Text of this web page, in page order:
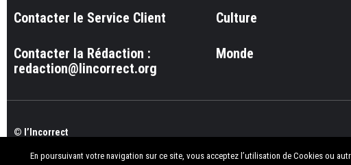
Contacter le Service Client
Contacter la Rédaction :
redaction@lincorrect.org
Culture
Monde
© l’Incorrect
En poursuivant votre navigation sur ce site, vous acceptez l’utilisation de Cookies ou